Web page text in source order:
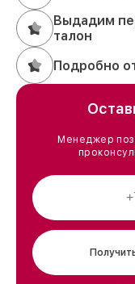
Выдадим
талон
Подробно
Менеджер